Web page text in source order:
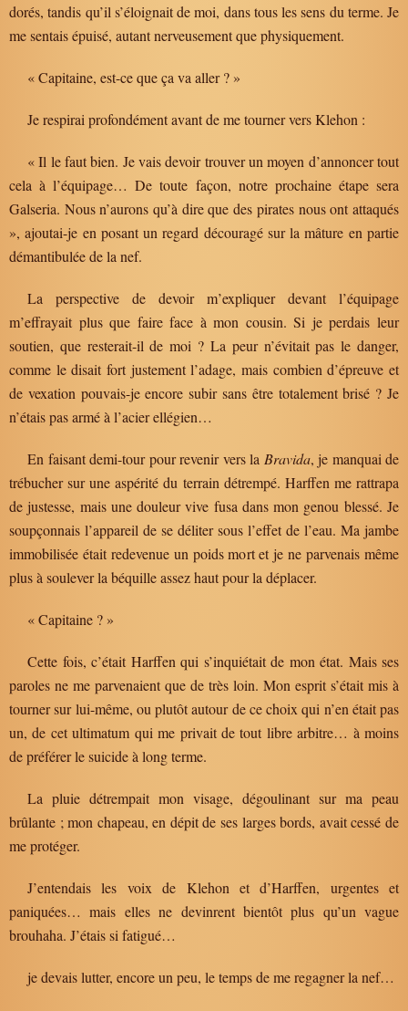
dorés, tandis qu’il s’éloignait de moi, dans tous les sens du terme. Je
me sentais épuisé, autant nerveusement que physiquement.
« Capitaine, est-ce que ça va aller ? »
Je respirai profondément avant de me tourner vers Klehon :
« Il le faut bien. Je vais devoir trouver un moyen d’annoncer tout
cela à l’équipage… De toute façon, notre prochaine étape sera
Galseria. Nous n’aurons qu’à dire que des pirates nous ont attaqués
», ajoutai-je en posant un regard découragé sur la mâture en partie
démantibulée de la nef.
La perspective de devoir m’expliquer devant l’équipage
m’effrayait plus que faire face à mon cousin. Si je perdais leur
soutien, que resterait-il de moi ? La peur n’évitait pas le danger,
comme le disait fort justement l’adage, mais combien d’épreuve et
de vexation pouvais-je encore subir sans être totalement brisé ? Je
n’étais pas armé à l’acier ellégien…
En faisant demi-tour pour revenir vers la Bravida, je manquai de
trébucher sur une aspérité du terrain détrempé. Harffen me rattrapa
de justesse, mais une douleur vive fusa dans mon genou blessé. Je
soupçonnais l’appareil de se déliter sous l’effet de l’eau. Ma jambe
immobilisée était redevenue un poids mort et je ne parvenais même
plus à soulever la béquille assez haut pour la déplacer.
« Capitaine ? »
Cette fois, c’était Harffen qui s’inquiétait de mon état. Mais ses
paroles ne me parvenaient que de très loin. Mon esprit s’était mis à
tourner sur lui-même, ou plutôt autour de ce choix qui n’en était pas
un, de cet ultimatum qui me privait de tout libre arbitre… à moins
de préférer le suicide à long terme.
La pluie détrempait mon visage, dégoulinant sur ma peau
brûlante ; mon chapeau, en dépit de ses larges bords, avait cessé de
me protéger.
J’entendais les voix de Klehon et d’Harffen, urgentes et
paniquées… mais elles ne devinrent bientôt plus qu’un vague
brouhaha. J’étais si fatigué…
je devais lutter, encore un peu, le temps de me regagner la nef…